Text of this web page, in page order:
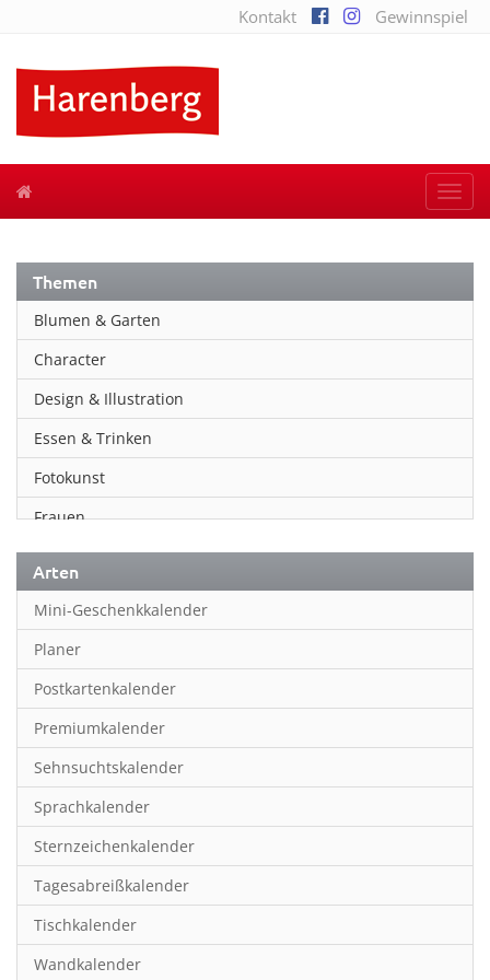
Kontakt Gewinnspiel
Themen
Blumen & Garten
Character
Design & Illustration
Essen & Trinken
Fotokunst
Frauen
Fußball
Geschichte
Humor & Cartoon
Inspiration & Entspannung
Inspiration & Spiritualität
Kinderkalender
Kunst
Länder & Städte
Landschaft & Natur
Lifestyle
Literatur
Arten
Mini-Geschenkkalender
Planer
Postkartenkalender
Premiumkalender
Sehnsuchtskalender
Sprachkalender
Sternzeichenkalender
Tagesabreißkalender
Tischkalender
Wandkalender